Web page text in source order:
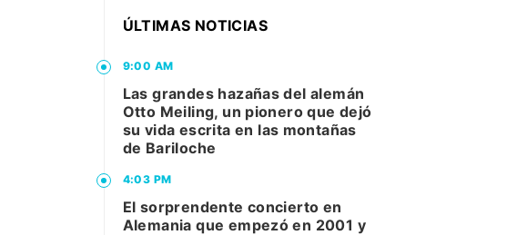
ÚLTIMAS NOTICIAS
9:00 AM
Las grandes hazañas del alemán
Otto Meiling, un pionero que dejó
su vida escrita en las montañas
de Bariloche
4:03 PM
El sorprendente concierto en
Alemania que empezó en 2001 y